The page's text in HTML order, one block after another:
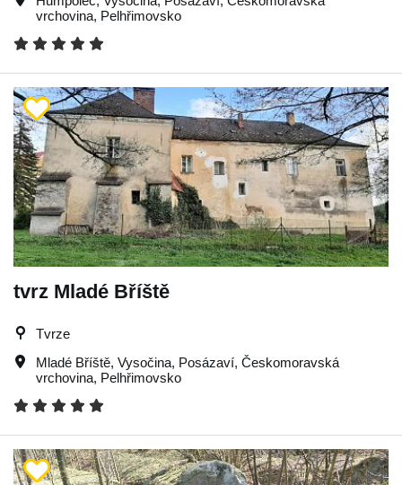
vrchovina, Pelhřimovsko
tvrz Mladé Bříště
Tvrze
Mladé Bříště, Vysočina, Posázaví, Českomoravská
vrchovina, Pelhřimovsko